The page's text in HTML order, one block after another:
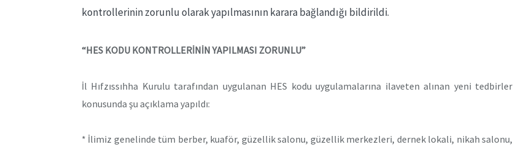
kontrollerinin zorunlu olarak yapılmasının karara bağlandığı bildirildi.
“HES KODU KONTROLLERİNİN YAPILMASI ZORUNLU”
İl Hıfzıssıhha Kurulu tarafından uygulanan HES kodu uygulamalarına ilaveten alınan yeni tedbirler
konusunda şu açıklama yapıldı:
* İlimiz genelinde tüm berber, kuaför, güzellik salonu, güzellik merkezleri, dernek lokali, nikah salonu,